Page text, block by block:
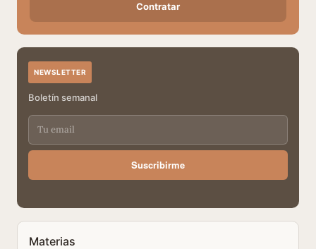
Contratar
NEWSLETTER
Boletín semanal
Suscribirme
Materias